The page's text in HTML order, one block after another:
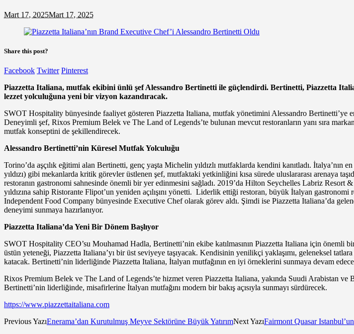
Mart 17, 2025Mart 17, 2025
Share this post?
Facebook Twitter Pinterest
Piazzetta Italiana, mutfak ekibini ünlü şef Alessandro Bertinetti ile güçlendirdi. Bertinetti, Piazzetta
lezzet yolculuğuna yeni bir vizyon kazandıracak.
SWOT Hospitality bünyesinde faaliyet gösteren Piazzetta Italiana, mutfak yönetimini Alessandro Bertinetti’ye
Deneyimli şef, Rixos Premium Belek ve The Land of Legends’te bulunan mevcut restoranların yanı sıra
mutfak konseptini de şekillendirecek.
Alessandro Bertinetti’nin Küresel Mutfak Yolculuğu
Torino’da aşçılık eğitimi alan Bertinetti, genç yaşta Michelin yıldızlı mutfaklarda kendini kanıtladı.
yıldızı) gibi mekanlarda kritik görevler üstlenen şef, mutfaktaki yetkinliğini kısa sürede uluslararası arenaya
restoranın gastronomi sahnesinde önemli bir yer edinmesini sağladı. 2019’da Hilton Seychelles Labriz
yıldızına sahip Ristorante Flipot’un yeniden açılışını yönetti. Liderlik ettiği restoran, büyük İtalyan
Independent Food Company bünyesinde Executive Chef olarak görev aldı. Şimdi ise Piazzetta Italiana’da
deneyimi sunmaya hazırlanıyor.
Piazzetta Italiana’da Yeni Bir Dönem Başlıyor
SWOT Hospitality CEO’su Mouhamad Hadla, Bertinetti’nin ekibe katılmasının Piazzetta Italiana için önemli
üstün yeteneği, Piazzetta Italiana’yı bir üst seviyeye taşıyacak. Kendisinin yenilikçi yaklaşımı, geleneksel
katacak. Bertinetti’nin liderliğinde Piazzetta Italiana, İtalyan mutfağının en iyi örneklerini sunmaya devam
Rixos Premium Belek ve The Land of Legends’te hizmet veren Piazzetta Italiana, yakında Suudi Arabistan
Bertinetti’nin liderliğinde, misafirlerine İtalyan mutfağını modern bir bakış açısıyla sunmayı sürdürecek.
https://www.piazzettaitaliana.com
Previous YazıEnerama’dan Kurutulmuş Meyve Sektörüne Büyük YatırımNext YazıFairmont Quasar